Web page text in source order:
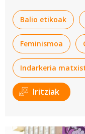
BERRIAko kazetari
izaten diren salatu.
Balio etikoak
Feminismoa
Indarkeria
Iritziak